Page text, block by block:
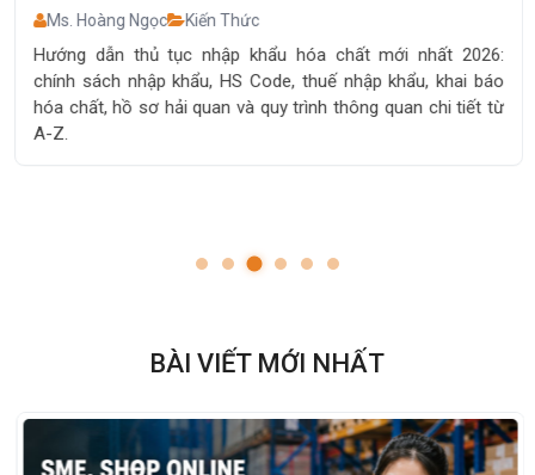
Ms. Hoàng Ngọc Kiến Thức
Hướng dẫn thủ tục nhập khẩu hóa chất mới nhất 2026:
chính sách nhập khẩu, HS Code, thuế nhập khẩu, khai báo
hóa chất, hồ sơ hải quan và quy trình thông quan chi tiết từ
A-Z.
BÀI VIẾT MỚI NHẤT